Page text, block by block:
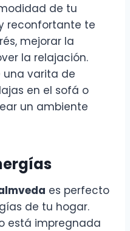
de tu
reconfortante te
mejorar la
la relajación.
una varita de
en el sofá o
un ambiente
es perfecto
de tu hogar.
está impregnada